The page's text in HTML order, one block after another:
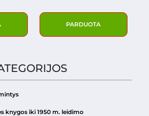
PARDUOTA
knygos iki 1950 m. leidimo